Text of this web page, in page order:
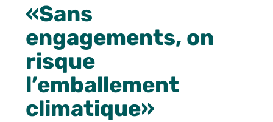
«Sans
engagements, on
risque
l’emballement
climatique»